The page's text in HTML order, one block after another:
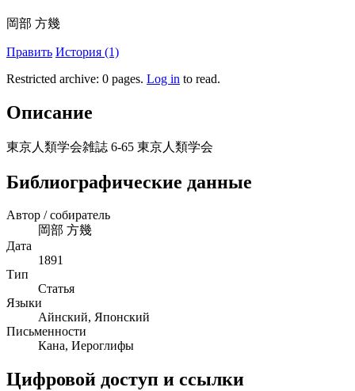
岡部 方幾
Править История (1)
Restricted archive: 0 pages. Log in to read.
Описание
東京人類学会雑誌 6-65 東京人類学会
Библиографические данные
Автор / собиратель
岡部 方幾
Дата
1891
Тип
Статья
Языки
Айнский, Японский
Письменности
Кана, Иероглифы
Цифровой доступ и ссылки